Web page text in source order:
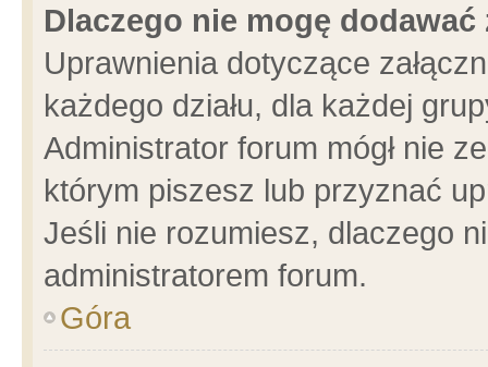
Dlaczego nie mogę dodawać
Uprawnienia dotyczące
każdego działu, dla każdej
Administrator forum mógł nie
którym piszesz lub przyznać
Jeśli nie rozumiesz, dlaczego
administratorem forum.
Góra